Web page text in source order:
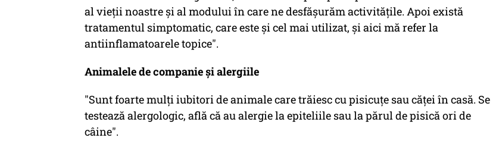
al vieții noastre și al modului în care ne desfășurăm activitățile. Apoi există
tratamentul simptomatic, care este și cel mai utilizat, și aici mă refer la
antiinflamatoarele topice".
Animalele de companie și alergiile
"Sunt foarte mulți iubitori de animale care trăiesc cu pisicuțe sau căței în casă. Se
testează alergologic, află că au alergie la epiteliile sau la părul de pisică ori de
câine".